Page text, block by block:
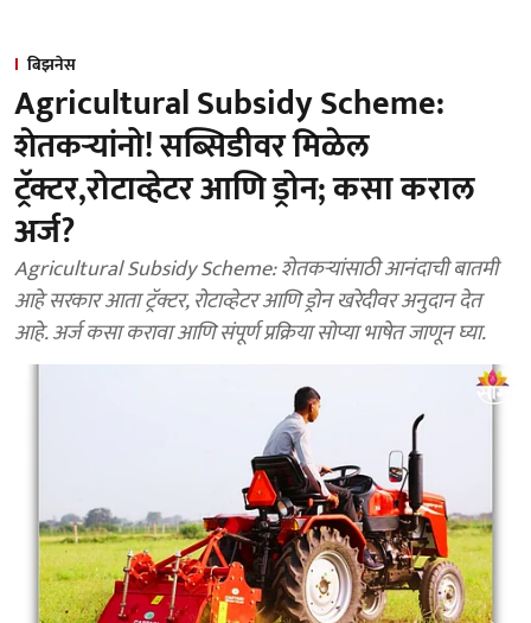
बिझनेस
Agricultural Subsidy Scheme:
शेतकऱ्यांनो! सब्सिडीवर मिळेल
ट्रॅक्टर,रोटाव्हेटर आणि ड्रोन; कसा कराल
अर्ज?
Agricultural Subsidy Scheme: शेतकऱ्यांसाठी आनंदाची बातमी
आहे सरकार आता ट्रॅक्टर, रोटाव्हेटर आणि ड्रोन खरेदीवर अनुदान देत
आहे. अर्ज कसा करावा आणि संपूर्ण प्रक्रिया सोप्या भाषेत जाणून घ्या.